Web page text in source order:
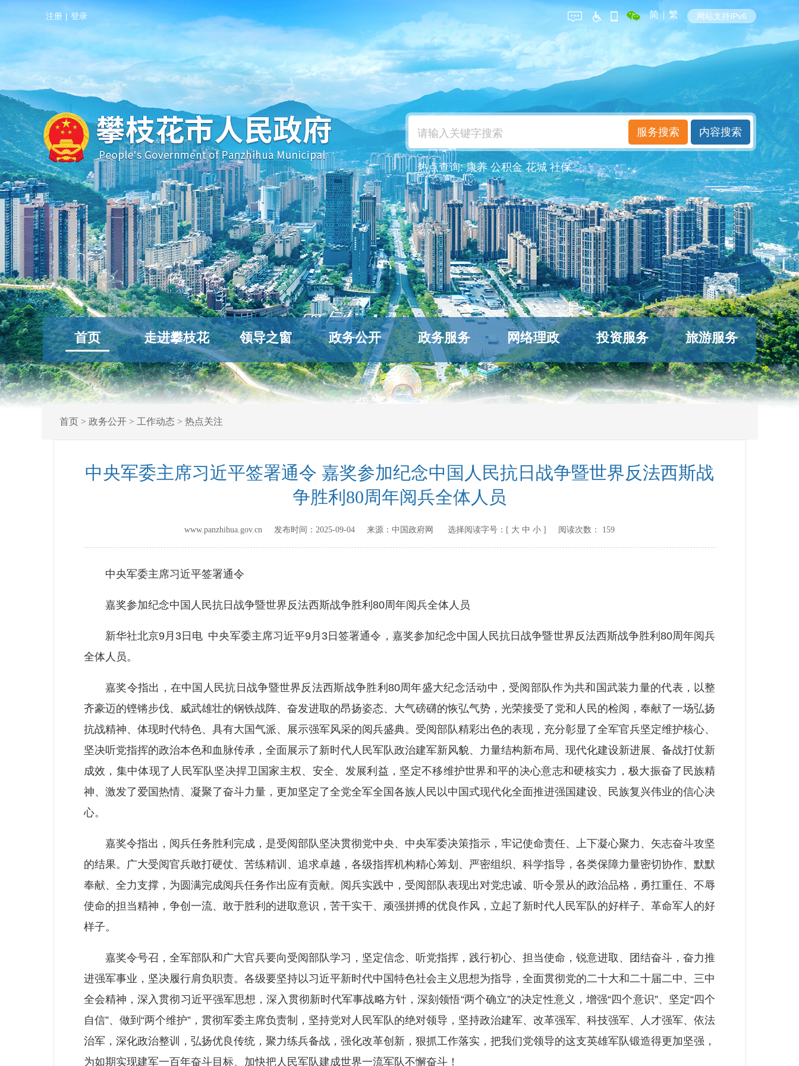
注册 | 登录 简 | 繁 网站支持IPv6
热点查询:康养 公积金 花城 社保
首页 走进攀枝花 领导之窗 政务公开 政务服务 网络理政 投资服务 旅游服务
首页> 政务公开> 工作动态 > 热点关注
中央军委主席习近平签署通令 嘉奖参加纪念中国人民抗日战争暨世界反法西斯战
争胜利80周年阅兵全体人员
www.panzhihua.gov.cn 发布时间： 2025-09-04 来源： 中国政府网 选择阅读字号：[ 大 中 小 ] 阅读次数： 159
中央军委主席习近平签署通令
嘉奖参加纪念中国人民抗日战争暨世界反法西斯战争胜利80周年阅兵全体人员
新华社北京9月3日电 中央军委主席习近平9月3日签署通令，嘉奖参加纪念中国人民抗日战争暨世界反法西斯战争胜利80周年阅兵
全体人员。
嘉奖令指出，在中国人民抗日战争暨世界反法西斯战争胜利80周年盛大纪念活动中，受阅部队作为共和国武装力量的代表，以整
齐豪迈的铿锵步伐、威武雄壮的钢铁战阵、奋发进取的昂扬姿态、大气磅礴的恢弘气势，光荣接受了党和人民的检阅，奉献了一场弘扬
抗战精神、体现时代特色、具有大国气派、展示强军风采的阅兵盛典。受阅部队精彩出色的表现，充分彰显了全军官兵坚定维护核心、
坚决听党指挥的政治本色和血脉传承，全面展示了新时代人民军队政治建军新风貌、力量结构新布局、现代化建设新进展、备战打仗新
成效，集中体现了人民军队坚决捍卫国家主权、安全、发展利益，坚定不移维护世界和平的决心意志和硬核实力，极大振奋了民族精
神、激发了爱国热情、凝聚了奋斗力量，更加坚定了全党全军全国各族人民以中国式现代化全面推进强国建设、民族复兴伟业的信心决
心。
嘉奖令指出，阅兵任务胜利完成，是受阅部队坚决贯彻党中央、中央军委决策指示，牢记使命责任、上下凝心聚力、矢志奋斗攻坚
的结果。广大受阅官兵敢打硬仗、苦练精训、追求卓越，各级指挥机构精心筹划、严密组织、科学指导，各类保障力量密切协作、默默
奉献、全力支撑，为圆满完成阅兵任务作出应有贡献。阅兵实践中，受阅部队表现出对党忠诚、听令景从的政治品格，勇扛重任、不辱
使命的担当精神，争创一流、敢于胜利的进取意识，苦干实干、顽强拼搏的优良作风，立起了新时代人民军队的好样子、革命军人的好
样子。
嘉奖令号召，全军部队和广大官兵要向受阅部队学习，坚定信念、听党指挥，践行初心、担当使命，锐意进取、团结奋斗，奋力推
进强军事业，坚决履行肩负职责。各级要坚持以习近平新时代中国特色社会主义思想为指导，全面贯彻党的二十大和二十届二中、三中
全会精神，深入贯彻习近平强军思想，深入贯彻新时代军事战略方针，深刻领悟“两个确立”的决定性意义，增强“四个意识”、坚定“四个
自信”、做到“两个维护”，贯彻军委主席负责制，坚持党对人民军队的绝对领导，坚持政治建军、改革强军、科技强军、人才强军、依法
治军，深化政治整训，弘扬优良传统，聚力练兵备战，强化改革创新，狠抓工作落实，把我们党领导的这支英雄军队锻造得更加坚强，
为如期实现建军一百年奋斗目标、加快把人民军队建成世界一流军队不懈奋斗！